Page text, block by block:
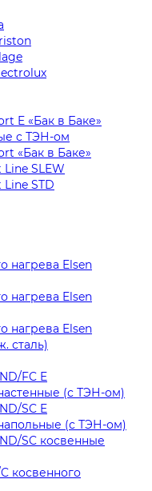
E «Бак в Баке»
c ТЭН-ом
«Бак в Баке»
SLEW
STD
нагрева Elsen
нагрева Elsen
нагрева Elsen
сталь)
FC E
(с ТЭН-ом)
SC E
(с ТЭН-ом)
SC косвенные
косвенного